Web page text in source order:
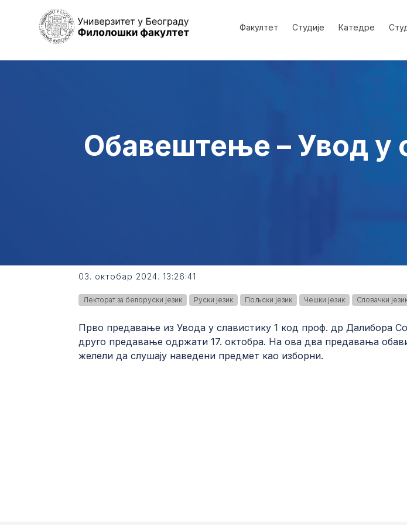
Факултет Студије Катедре
Обавештење – Увод у
03. октобар 2024. 13:26:41
Лекторат за белоруски језик Руски језик Пољски језик Чешки језик Словачки
Прво предавање из Увода у славистику 1 код проф. др Далибора
друго предавање одржати 17. октобра. На ова два предавања
желели да слушају наведени предмет као изборни.